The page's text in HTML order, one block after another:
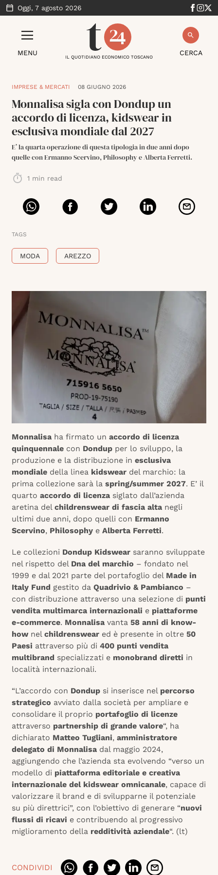
Oggi, 7 agosto 2026
MENU CERCA
IL QUOTIDIANO ECONOMICO TOSCANO
IMPRESE & MERCATI 08 GIUGNO 2026
Monnalisa sigla con Dondup un
accordo di licenza, kidswear in
esclusiva mondiale dal 2027
E’ la quarta operazione di questa tipologia in due anni dopo
quelle con Ermanno Scervino, Philosophy e Alberta Ferretti.
1 min read
TAGS
MODA AREZZO
Monnalisa ha firmato un accordo di licenza
quinquennale con Dondup per lo sviluppo, la
produzione e la distribuzione in esclusiva
mondiale della linea kidswear del marchio: la
prima collezione sarà la spring/summer 2027. E’ il
quarto accordo di licenza siglato dall’azienda
aretina del childrenswear di fascia alta negli
ultimi due anni, dopo quelli con Ermanno
Scervino, Philosophy e Alberta Ferretti.
Le collezioni Dondup Kidswear saranno sviluppate
nel rispetto del Dna del marchio – fondato nel
1999 e dal 2021 parte del portafoglio del Made in
Italy Fund gestito da Quadrivio & Pambianco –
con distribuzione attraverso una selezione di punti
vendita multimarca internazionali e piattaforme
e-commerce. Monnalisa vanta 58 anni di know-
hownel childrenswear ed è presente in oltre 50
Paesi attraverso più di 400 punti vendita
multibrand specializzati e monobrand diretti in
località internazionali.
“L’accordo con Dondup si inserisce nel percorso
strategico avviato dalla società per ampliare e
consolidare il proprio portafoglio di licenze
attraverso partnership di grande valore“, ha
dichiarato Matteo Tugliani, amministratore
delegato di Monnalisa dal maggio 2024,
aggiungendo che l’azienda sta evolvendo “verso un
modello di piattaforma editoriale e creativa
internazionale del kidswear omnicanale, capace di
valorizzare il brand e di svilupparne il potenziale
su più direttrici”, con l’obiettivo di generare “nuovi
flussi di ricavi e contribuendo al progressivo
miglioramento della redditività aziendale“. (lt)
CONDIVIDI